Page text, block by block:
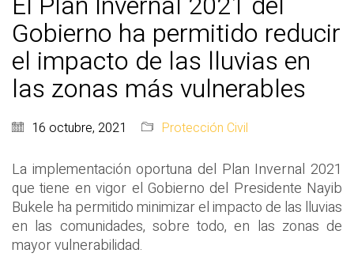
Gobierno ha permitido reducir
el impacto de las lluvias en
las zonas más vulnerables
16 octubre, 2021 Protección Civil
La implementación oportuna del Plan Invernal 2021
que tiene en vigor el Gobierno del Presidente Nayib
Bukele ha permitido minimizar el impacto de las lluvias
en las comunidades, sobre todo, en las zonas de
mayor vulnerabilidad.